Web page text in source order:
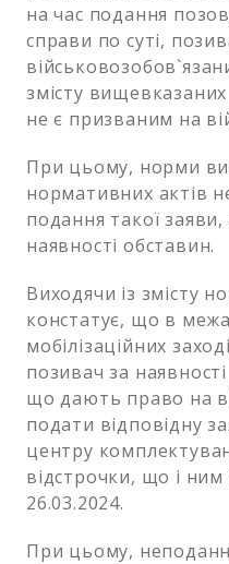
на час подання
справи по суті,
змісту
не є призваним на
При цьому, норми
нормативних актів
подання такої
наявності обставин.
Виходячи із змісту
констатує, що в
мобілізаційних
позивач за
що дають право на
подати відповідну
центру
відстрочки, що і
26.03.2024.
При цьому,